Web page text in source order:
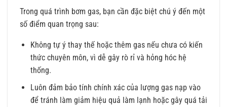
Trong quá trình bơm gas, bạn cần đặc biệt chú ý đến một
số điểm quan trọng sau:
Không tự ý thay thế hoặc thêm gas nếu chưa có kiến
thức chuyên môn, vì dễ gây rò rỉ và hỏng hóc hệ
thống.
Luôn đảm bảo tính chính xác của lượng gas nạp vào
để tránh làm giảm hiệu quả làm lạnh hoặc gây quá tải